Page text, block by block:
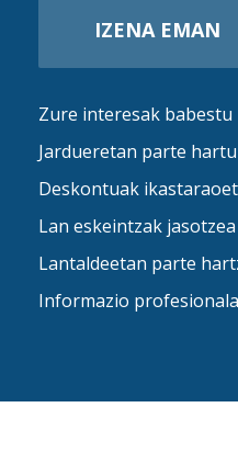
IZENA EMAN
Zure interesak babestu
Jardueretan parte hartu
Deskontuak
Lan eskeintzak jasotzea
Lantaldeetan parte
Informazio